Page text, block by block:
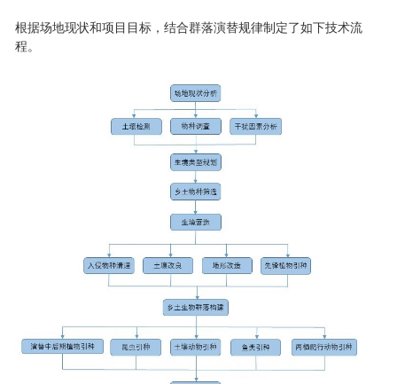
根据场地现状和项目目标，结合群落演替规律制定了如下技术流
程。